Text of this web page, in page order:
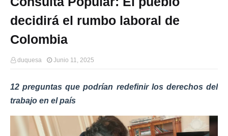
decidirá el rumbo laboral de
Colombia
duquesa Junio 11, 2025
12 preguntas que podrían redefinir los derechos del
trabajo en el país